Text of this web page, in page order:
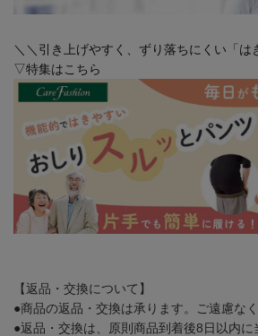
＼＼引き上げやすく、ずり落ちにくい「は
▽特集はこちら
【返品・交換について】
●商品の返品・交換は承ります。ご遠慮な
●返品・交換は、原則商品到着後8日以内に